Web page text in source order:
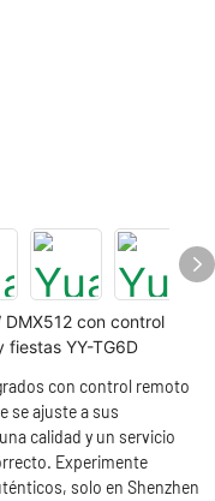
con control
fiestas YY-TG6D
con control remoto
se ajuste a sus
calidad y un servicio
Experimente
solo en Shenzhen